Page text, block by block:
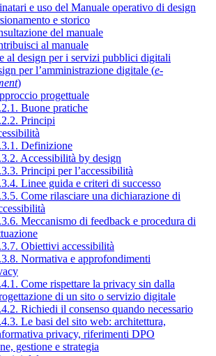
e uso del Manuale operativo di design
e storico
del manuale
al manuale
al design per i servizi pubblici digitali
per l’amministrazione digitale (e-
)
progettuale
Buone pratiche
Principi
Definizione
Accessibilità by design
Principi per l’accessibilità
Linee guida e criteri di successo
Come rilasciare una dichiarazione di
Meccanismo di feedback e procedura di
Obiettivi accessibilità
Normativa e approfondimenti
Come rispettare la privacy sin dalla
di un sito o servizio digitale
Richiedi il consenso quando necessario
Le basi del sito web: architettura,
privacy, riferimenti DPO
gestione e strategia